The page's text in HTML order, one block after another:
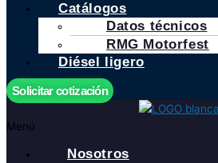
Catálogos
Datos técnicos
RMG Motorfest
Diésel ligero
Solicitar cotización
Menú
Nosotros